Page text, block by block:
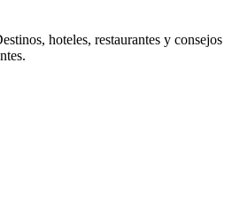
hoteles, restaurantes y consejos